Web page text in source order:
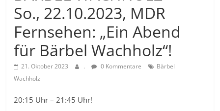
So., 22.10.2023, MDR
Fernsehen: „Ein Abend
für Bärbel Wachholz“!
21. Oktober 2023 . 0 Kommentare
Bärbel
Wachholz
20:15 Uhr – 21:45 Uhr!